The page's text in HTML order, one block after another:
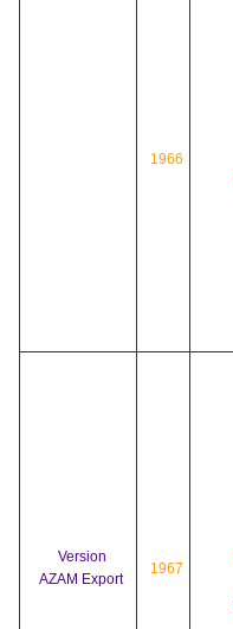
1966
Version
AZAM Export
1967